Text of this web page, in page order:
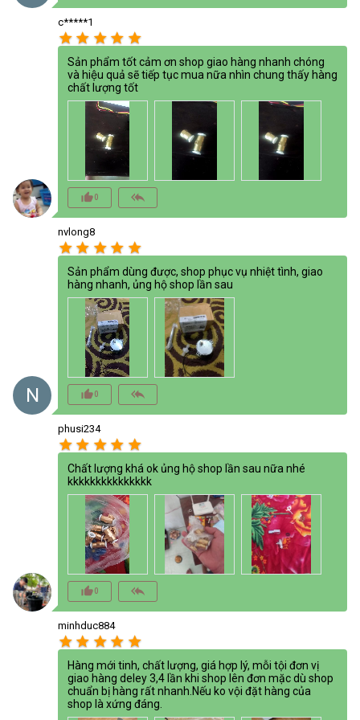
c*****1
star star star star star
Sản phẩm tốt cảm ơn shop giao hàng nhanh chóng
và hiệu quả sẽ tiếp tục mua nữa nhìn chung thấy hàng
chất lượng tốt
thumb_up_alt0 reply_all
N
nvlong8
star star star star star
Sản phẩm dùng được, shop phục vụ nhiệt tình, giao
hàng nhanh, ủng hộ shop lần sau
thumb_up_alt0 reply_all
phusi234
star star star star star
Chất lượng khá ok ủng hộ shop lần sau nữa nhé
kkkkkkkkkkkkkkk
thumb_up_alt0 reply_all
minhduc884
star star star star star
Hàng mới tinh, chất lượng, giá hợp lý, mỗi tội đơn vị
giao hàng deley 3,4 lần khi shop lên đơn mặc dù shop
chuẩn bị hàng rất nhanh.Nếu ko vội đặt hàng của
shop là xứng đáng.